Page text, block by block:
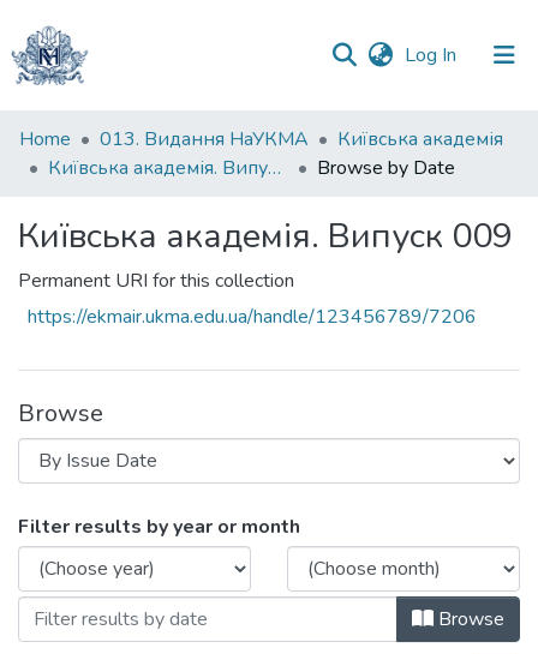
Log In (current)
Communities
&
All of DSpace
Home 013. Видання НаУКМА
Київська академія
Київська академія. Випуск 009
Browse by Date
Київська академія. Випуск 009
Permanent URI for this collection
https://ekmair.ukma.edu.ua/handle/123456789/7206
Browse
Browsing Київська академія. Випуск
Filter results by year or month
Browse